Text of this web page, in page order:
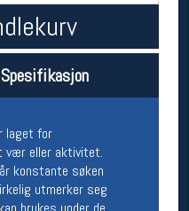
Spesifikasjon
laget for
vær eller aktivitet.
konstante søken
utmerker seg
11-18